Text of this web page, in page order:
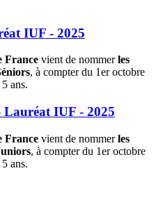
IUF - 2025
France vient de nommerles
, à compter du 1er octobre
ans.
IUF - 2025
France vient de nommerles
, à compter du 1er octobre
ans.